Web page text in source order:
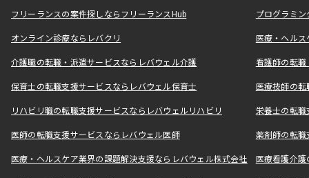
フリーランスの案件探しならフリーランスHub プログラミ
オンライン診療ならレバクリ 医療・ヘル
介護職の転職・派遣サービスならレバウェル介護 看護師の転
保育士の転職支援サービスならレバウェル保育士 医療技師の
リハビリ職の転職支援サービスならレバウェルリハビリ 栄養士の転
医師の転職支援サービスならレバウェル医師 薬剤師の転
医療・ヘルスケア業界の課題解決支援ならレバウェル株式会社 医療看護介